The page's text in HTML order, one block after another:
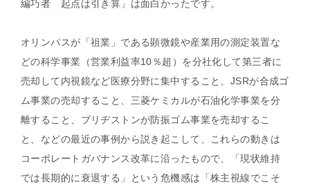
編巧者 起点は引き算」は面白かったです。
オリンパスが「祖業」である顕微鏡や産業用の測定装置な
どの科学事業（営業利益率10％超）を分社化して第三者に
売却して内視鏡など医療分野に集中すること、JSRが合成ゴ
ム事業の売却すること、三菱ケミカルが石油化学事業を分
離すること、ブリヂストンが防振ゴム事業を売却するこ
と、などの最近の事例から説き起こして、これらの動きは
コーポレートガバナンス改革に沿ったもので、「現状維持
では長期的に衰退する」という危機感は「株主視線でこそ